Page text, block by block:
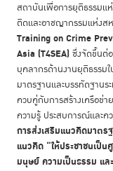
สถาบันเพื่อการยุติธรรมแ
ติดและอาชญากรรมแห่งส
Training on Crime
Asia (T4SEA) ซึ่งจัดขึ้นต่
บุคลากรด้านงานยุติธรรม
มาตรฐานและบรรทัดฐาน
ควบคู่กับการสร้างเครือข่
ความรู้ ประสบการณ์และค
การส่งเสริมแนวคิดมาต
แนวคิด “ให้ประชาชนเป็
มนุษย์ ความเป็นธรรม แล